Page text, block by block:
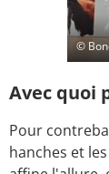
©
Avec quoi
Pour
hanches et